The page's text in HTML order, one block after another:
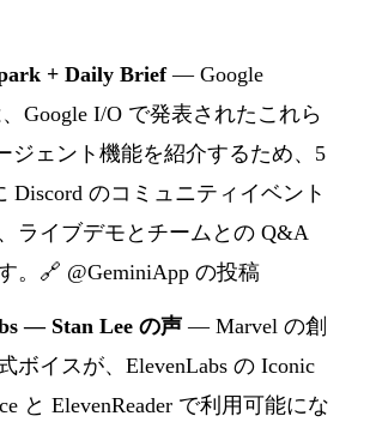
+ Daily Brief— Google
Google I/O で発表されたこれら
ジェント機能を紹介するため、5
Discord のコミュニティイベント
ライブデモとチームとの Q&A
。 🔗 @GeminiApp の投稿
— Stan Lee の声 — Marvel の創
ボイスが、ElevenLabs の Iconic
と ElevenReader で利用可能にな